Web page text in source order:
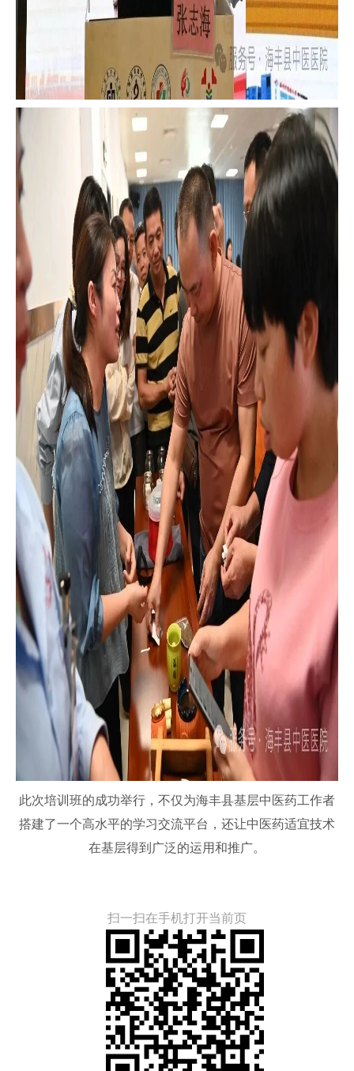
此次培训班的成功举行，不仅为海丰县基层中医药工作者
搭建了一个高水平的学习交流平台，还让中医药适宜技术
在基层得到广泛的运用和推广。
扫一扫在手机打开当前页